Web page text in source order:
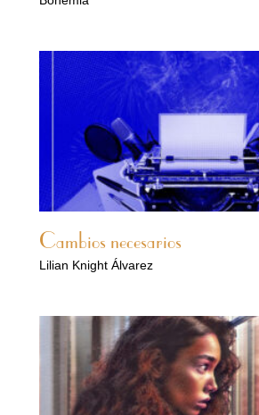
Cambios necesarios
Lilian Knight Álvarez